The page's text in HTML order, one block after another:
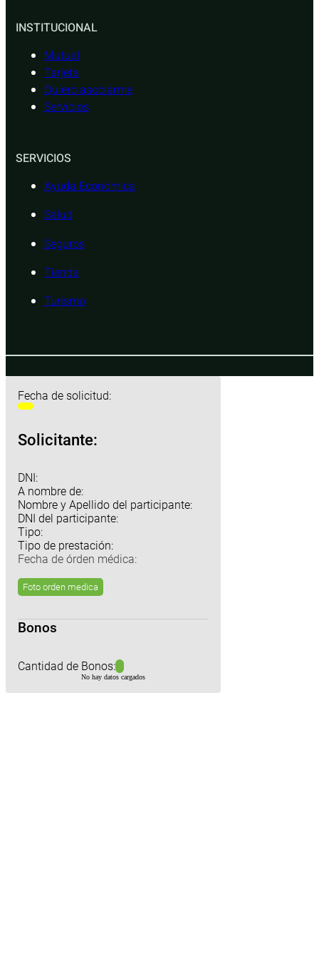
INSTITUCIONAL
Mutual
Tarjeta
Quiero asociarme
Servicios
SERVICIOS
Ayuda Económica
Salud
Seguros
Tienda
Turismo
Fecha de solicitud:
Solicitante:
DNI:
A nombre de:
Nombre y Apellido del participante:
DNI del participante:
Tipo:
Tipo de prestación:
Fecha de órden médica:
Foto orden medica
Bonos
Cantidad de Bonos:
No hay datos cargados